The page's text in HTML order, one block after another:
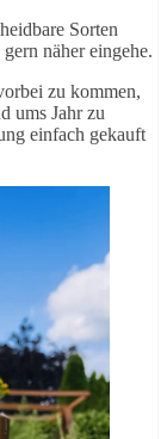
Sorten
näher eingehe.
zu kommen,
ums Jahr zu
einfach gekauft